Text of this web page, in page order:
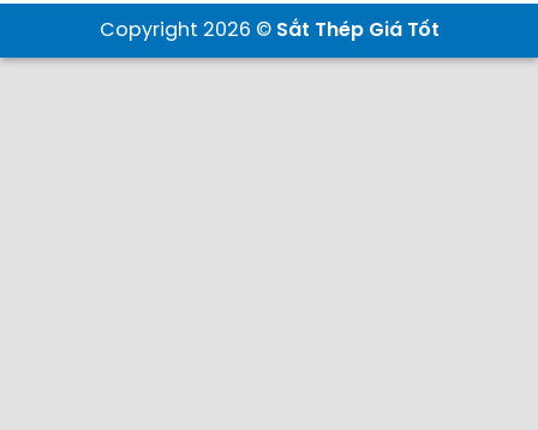
Copyright 2026 © Sắt Thép Giá Tốt